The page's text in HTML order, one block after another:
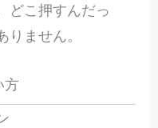
どこ押すんだっ
ません。
方